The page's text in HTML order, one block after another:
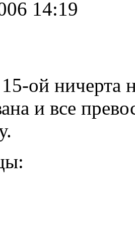
14:19
ой ничерта
и все